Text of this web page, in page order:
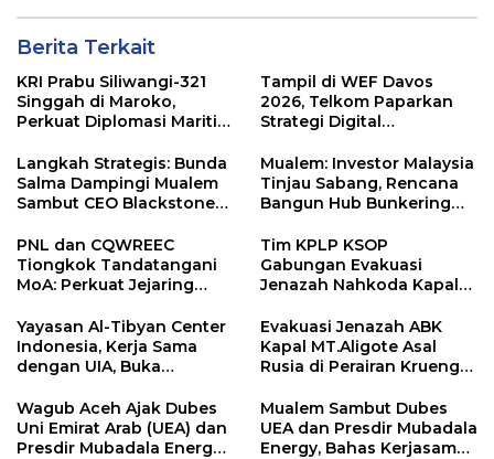
Berita Terkait
KRI Prabu Siliwangi-321
Singgah di Maroko,
Perkuat Diplomasi Maritim
Tampil di WEF Davos
2026, Telkom Paparkan
Strategi Digital
Langkah Strategis: Bunda
Salma Dampingi Mualem
Sambut CEO Blackstone
Pembangunan Hub
Bunkering Internasional
di Sabang
Mualem: Investor Malaysia
Tinjau Sabang, Rencana
Bangun Hub Bunkering
PNL dan CQWREEC
Tiongkok Tandatangani
MoA: Perkuat Jejaring
Internasional
Tim KPLP KSOP
Gabungan Evakuasi
Jenazah Nahkoda Kapal
Langka di Perairan Krueng
Geukueh
Yayasan Al-Tibyan Center
Indonesia, Kerja Sama
dengan UIA, Buka
Internasional
Evakuasi Jenazah ABK
Kapal MT.Aligote Asal
Rusia di Perairan Krueng
Wagub Aceh Ajak Dubes
Uni Emirat Arab (UEA) dan
Presdir Mubadala Energy
Mualem Sambut Dubes
UEA dan Presdir Mubadala
Energy, Bahas Kerjasama